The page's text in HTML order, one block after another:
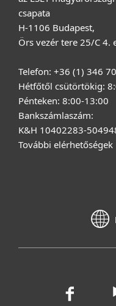
csapata
H-1106 Budapest,
Örs vezér tere 25/C 4.
Telefon: +36 (1) 346
Hétfőtől csütörtökig:
Pénteken: 8:00-13:00
Bankszámlaszám:
K&H 10402283-
További elérhetőségek